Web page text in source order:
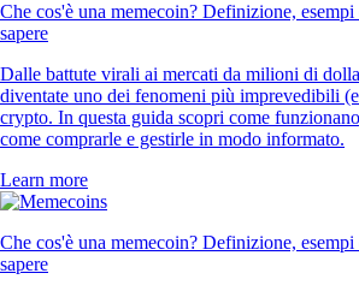
Che cos'è una memecoin? Definizione,
sapere
Dalle battute virali ai mercati da milioni di
diventate uno dei fenomeni più imprevedibili
crypto. In questa guida scopri come
come comprarle e gestirle in modo informato.
Learn more
Che cos'è una memecoin? Definizione,
sapere